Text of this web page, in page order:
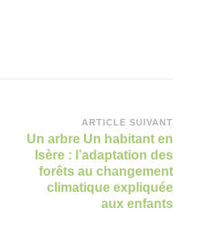
ARTICLE SUIVANT
Un arbre Un habitant en
Isère : l’adaptation des
forêts au changement
climatique expliquée
aux enfants